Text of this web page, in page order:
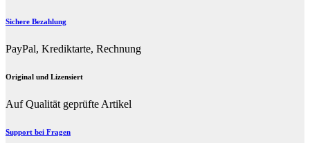
Sichere Bezahlung
PayPal, Krediktarte, Rechnung
Original und Lizensiert
Auf Qualität geprüfte Artikel
Support bei Fragen